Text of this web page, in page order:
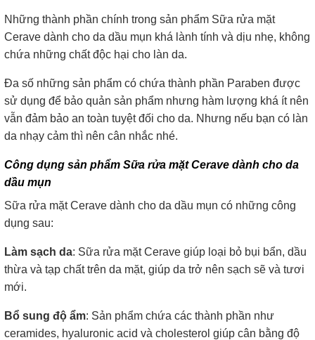
Những thành phần chính trong sản phẩm Sữa rửa mặt
Cerave dành cho da dầu mụn khá lành tính và dịu nhẹ, không
chứa những chất độc hại cho làn da.
Đa số những sản phẩm có chứa thành phần Paraben được
sử dụng để bảo quản sản phẩm nhưng hàm lượng khá ít nên
vẫn đảm bảo an toàn tuyệt đối cho da. Nhưng nếu bạn có làn
da nhạy cảm thì nên cân nhắc nhé.
Công dụng sản phẩm Sữa rửa mặt Cerave dành cho da
dầu mụn
Sữa rửa mặt Cerave dành cho da dầu mụn có những công
dụng sau:
Làm sạch da: Sữa rửa mặt Cerave giúp loại bỏ bụi bẩn, dầu
thừa và tạp chất trên da mặt, giúp da trở nên sạch sẽ và tươi
mới.
Bổ sung độ ẩm: Sản phẩm chứa các thành phần như
ceramides, hyaluronic acid và cholesterol giúp cân bằng độ